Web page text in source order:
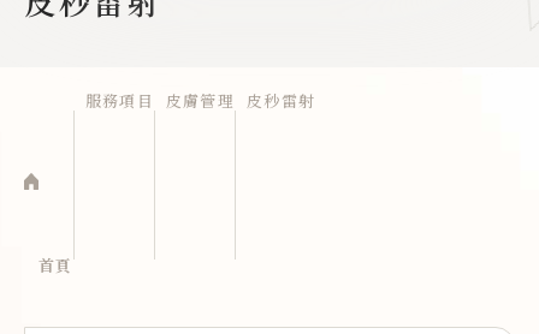
首頁
服務項目 皮膚管理 皮秒雷射